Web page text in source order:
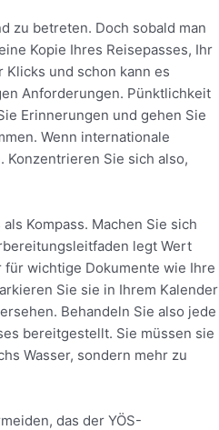
zu betreten. Doch sobald man
Kopie Ihres Reisepasses, Ihr
und schon kann es
Anforderungen. Pünktlichkeit
Erinnerungen und gehen Sie
Wenn internationale
Konzentrieren Sie sich also,
Kompass. Machen Sie sich
legt Wert
wichtige Dokumente wie Ihre
Sie sie in Ihrem Kalender
Behandeln Sie also jede
bereitgestellt. Sie müssen sie
Wasser, sondern mehr zu
das der YÖS-